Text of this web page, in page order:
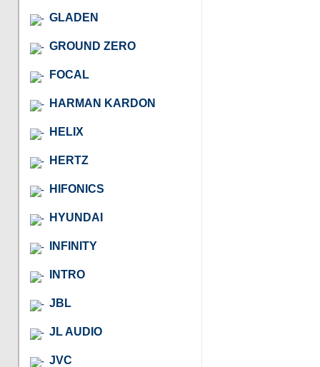
GLADEN
GROUND ZERO
FOCAL
HARMAN KARDON
HELIX
HERTZ
HIFONICS
HYUNDAI
INFINITY
INTRO
JBL
JL AUDIO
JVC